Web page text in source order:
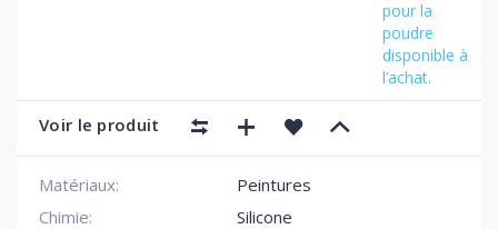
pour la
poudre
disponible à
l’achat.
Voir le produit
Matériaux:
Peintures
Chimie:
Silicone